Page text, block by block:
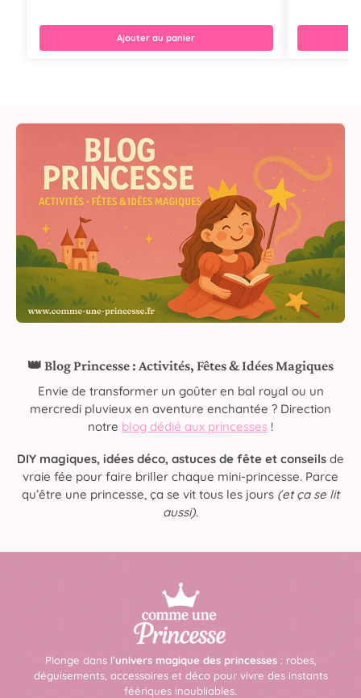
Ajouter au panier
👑 Blog Princesse : Activités, Fêtes & Idées Magiques
Envie de transformer un goûter en bal royal ou un
mercredi pluvieux en aventure enchantée ? Direction
notre blog dédié aux princesses !
DIY magiques, idées déco, astuces de fête et conseils de
vraie fée pour faire briller chaque mini-princesse. Parce
qu’être une princesse, ça se vit tous les jours (et ça se lit
aussi).
Plonge dans l’univers magique des princesses: robes,
déguisements, accessoires et déco pour vivre des instants
féériques inoubliables.